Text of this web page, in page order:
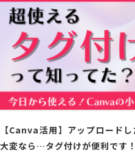
【Canva活用】アップロード
大変なら…タグ付けが便利です